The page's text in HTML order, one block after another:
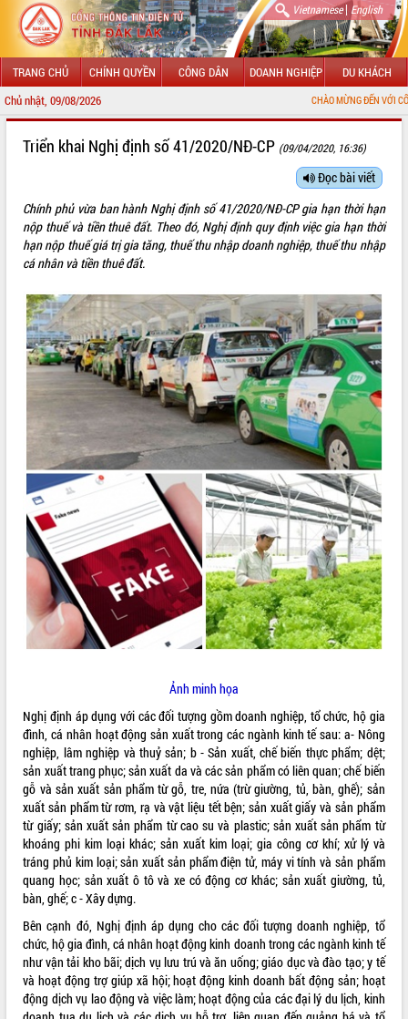
Vietnamese| English
TRANG CHỦ CHÍNH QUYỀN CÔNG DÂN DOANH NGHIỆP DU KHÁCH
Chủ nhật, 09/08/2026 CHÀO MỪNG ĐẾN VỚI CỔNG THÔNG TIN
TIN TỨC SỰ KIỆN
SỞ, BAN, NGÀNH
THÔNG TIN CHỈ ĐẠO ĐIỀU HÀNH
HỆ THỐNG VĂN BẢN
VĂN BẢN HĐND TỈNH
ĐIỂM TIN VĂN BẢN
QUY HOẠCH - KẾ HOẠCH
VIDEO
Triển khai Nghị định số 41/2020/NĐ-CP (09/04/2020, 16:36)
Đọc bài viết
Chính phủ vừa ban hành Nghị định số 41/2020/NĐ-CP gia hạn thời hạn
nộp thuế và tiền thuê đất. Theo đó, Nghị định quy định việc gia hạn thời
hạn nộp thuế giá trị gia tăng, thuế thu nhập doanh nghiệp, thuế thu nhập
cá nhân và tiền thuê đất.
Ảnh minh họa
Nghị định áp dụng với các đối tượng gồm doanh nghiệp, tổ chức, hộ gia
đình, cá nhân hoạt động sản xuất trong các ngành kinh tế sau: a- Nông
nghiệp, lâm nghiệp và thuỷ sản; b - Sản xuất, chế biến thực phẩm; dệt;
sản xuất trang phục; sản xuất da và các sản phẩm có liên quan; chế biến
gỗ và sản xuất sản phẩm từ gỗ, tre, nứa (trừ giường, tủ, bàn, ghế); sản
xuất sản phẩm từ rơm, rạ và vật liệu tết bện; sản xuất giấy và sản phẩm
từ giấy; sản xuất sản phẩm từ cao su và plastic; sản xuất sản phẩm từ
khoáng phi kim loại khác; sản xuất kim loại; gia công cơ khí; xử lý và
tráng phủ kim loại; sản xuất sản phẩm điện tử, máy vi tính và sản phẩm
quang học; sản xuất ô tô và xe có động cơ khác; sản xuất giường, tủ,
bàn, ghế; c - Xây dựng.
Bên cạnh đó, Nghị định áp dụng cho các đối tượng doanh nghiệp, tổ
chức, hộ gia đình, cá nhân hoạt động kinh doanh trong các ngành kinh tế
như vận tải kho bãi; dịch vụ lưu trú và ăn uống; giáo dục và đào tạo; y tế
và hoạt động trợ giúp xã hội; hoạt động kinh doanh bất động sản; hoạt
động dịch vụ lao động và việc làm; hoạt động của các đại lý du lịch, kinh